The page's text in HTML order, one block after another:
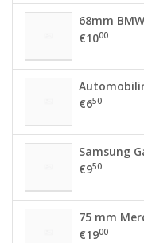
68mm
€1000
€650
Samsung
€950
75 mm
€1900